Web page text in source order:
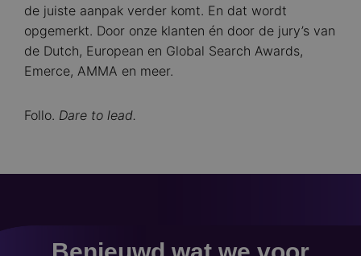
de juiste aanpak verder komt. En dat wordt
opgemerkt. Door onze klanten én door de jury’s van
de Dutch, European en Global Search Awards,
Emerce, AMMA en meer.
Follo. Dare to lead.